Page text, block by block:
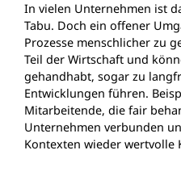
In vielen Unternehmen ist
Tabu. Doch ein offener
Prozesse menschlicher zu
Teil der Wirtschaft und
gehandhabt, sogar zu
Entwicklungen führen.
Mitarbeitende, die fair
Unternehmen verbunden
Kontexten wieder wertvolle